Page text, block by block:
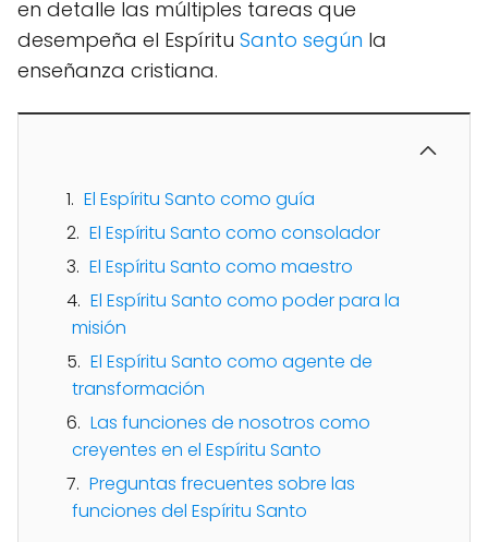
en detalle las múltiples tareas que
desempeña el Espíritu Santo según la
enseñanza cristiana.
El Espíritu Santo como guía
El Espíritu Santo como consolador
El Espíritu Santo como maestro
El Espíritu Santo como poder para la
misión
El Espíritu Santo como agente de
transformación
Las funciones de nosotros como
creyentes en el Espíritu Santo
Preguntas frecuentes sobre las
funciones del Espíritu Santo